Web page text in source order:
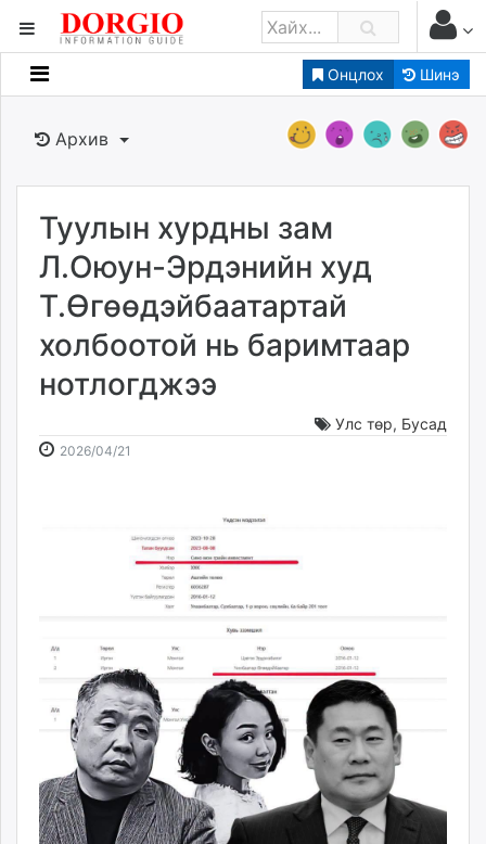
Онцлох Шинэ
Мэдээллийн
Банк санхүү
Бизнес ААН
Төрийн
Нийслэлийн
dorgio.mn
Gogo.mn
news.mn
Baabar.mn
eagle.mn
ergelt.mn
zarig.mn
today.mn
zuv.mn
mminfo.mn
ugluu.mn
Архив
Туулын хурдны зам
Л.Оюун-Эрдэнийн худ
Т.Өгөөдэйбаатартай
холбоотой нь баримтаар
нотлогджээ
Улс төр, Бусад
2026/04/21